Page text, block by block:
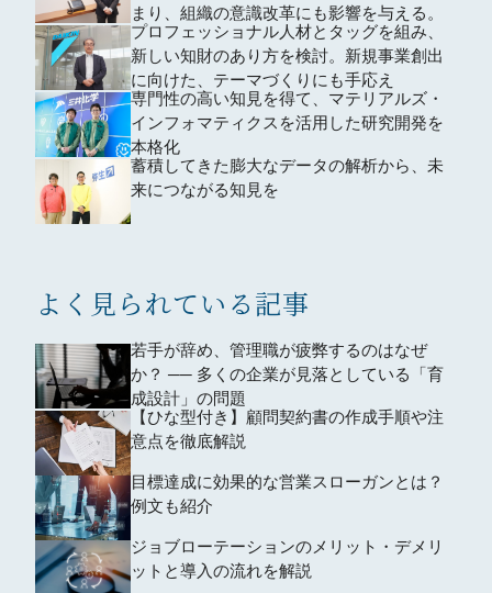
まり、組織の意識改革にも影響を与える。
プロフェッショナル人材とタッグを組み、
新しい知財のあり方を検討。新規事業創出
に向けた、テーマづくりにも手応え
専門性の高い知見を得て、マテリアルズ・
インフォマティクスを活用した研究開発を
本格化
蓄積してきた膨大なデータの解析から、未
来につながる知見を
よく見られている記事
若手が辞め、管理職が疲弊するのはなぜ
か？ ── 多くの企業が見落としている「育
成設計」の問題
【ひな型付き】顧問契約書の作成手順や注
意点を徹底解説
目標達成に効果的な営業スローガンとは？
例文も紹介
ジョブローテーションのメリット・デメリ
ットと導入の流れを解説